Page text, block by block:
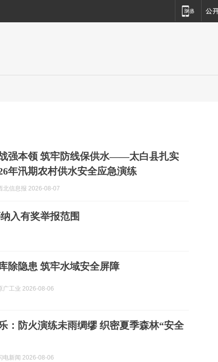
强本领 筑牢防线保供水——太白县扎实
年汛期农村供水安全应急演练
北信息报 2026-08-07
入有奖举报范围
除隐患 筑牢水域安全屏障
广工业 2026-08-06
：防火演练未雨绸缪 织密夏季森林“安全
电新闻 2026-08-06